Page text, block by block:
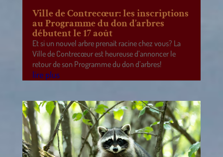
Ville de Contrecœur: les inscriptions
au Programme du don d’arbres
débutent le 17 août
Et si un nouvel arbre prenait racine chez vous? La
Ville de Contrecœur est heureuse d’annoncer le
retour de son Programme du don d’arbres!
lire plus